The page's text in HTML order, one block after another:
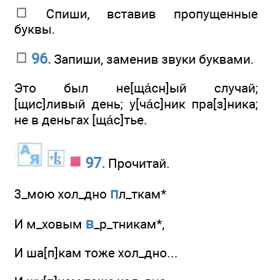
Спиши, вставив пропущенные
буквы.
96. Запиши, заменив звуки буквами.
Это был не[щáсн]ый случай;
[щис]ливый день; у[чáс]ник пра[з]ника;
не в деньгах [щáс]тье.
97. Прочитай.
3_мою хол_дно пл_ткам*
И м_ховым в _р_тникам*,
И ша[п]кам тоже хол_дно...